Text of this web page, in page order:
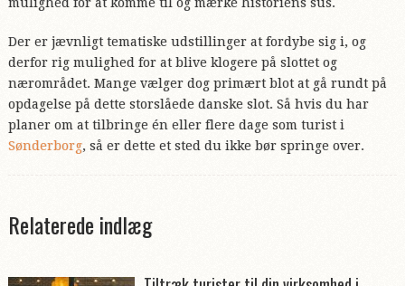
Der er jævnligt tematiske udstillinger at fordybe sig i, og
derfor rig mulighed for at blive klogere på slottet og
nærområdet. Mange vælger dog primært blot at gå rundt på
opdagelse på dette storslåede danske slot. Så hvis du har
planer om at tilbringe én eller flere dage som turist i
Sønderborg, så er dette et sted du ikke bør springe over.